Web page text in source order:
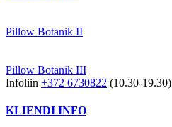
Pillow Botanik II
Pillow Botanik III
Infoliin +372 6730822 (10.30-19.30)
KLIENDI INFO